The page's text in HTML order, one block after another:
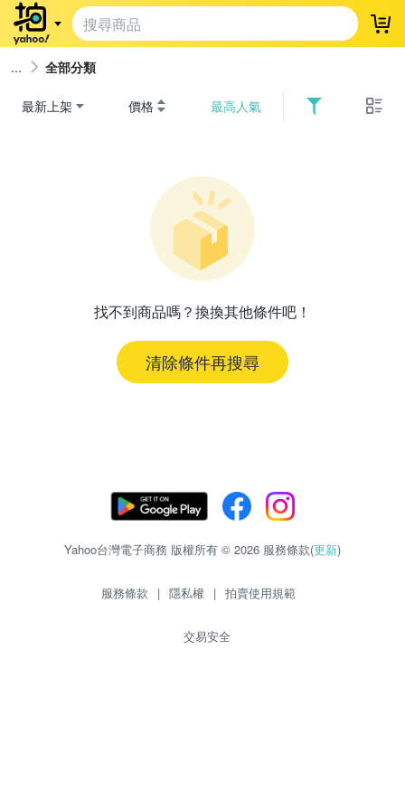
登
全部分類
最新上架 價格 最高人氣
找不到商品嗎？換換其他條件吧！
清除條件再搜尋
Yahoo台灣電子商務 版權所有 © 2026 服務條款(更新)
服務條款 | 隱私權 | 拍賣使用規範
交易安全